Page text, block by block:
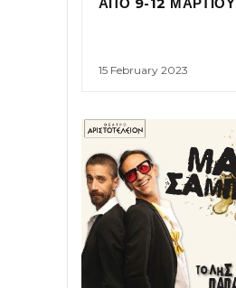
ΑΠΟ 9-12 ΜΑΡΤΙΟΥ
15 February 2023